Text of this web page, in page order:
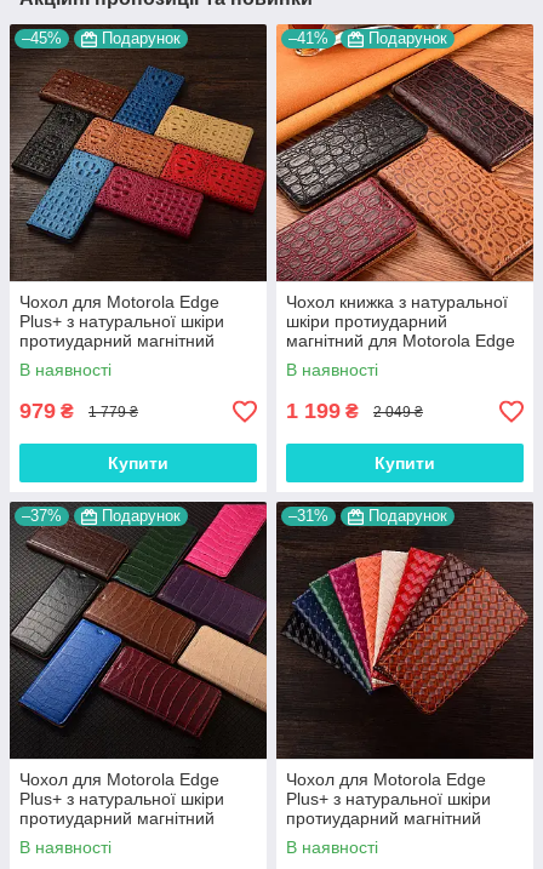
–45% Подарунок
Чохол для Motorola Edge
Plus+ з натуральної шкіри
протиударний магнітний
книжка з підставкою
"CROCOHEAD"
В наявності
979 ₴ 1 779 ₴
Купити
–41% Подарунок
Чохол книжка з натуральної
шкіри протиударний
магнітний для Motorola Edge
Plus+ "JACOSA"
В наявності
1 199 ₴ 2 049 ₴
Купити
–37% Подарунок
Чохол для Motorola Edge
Plus+ з натуральної шкіри
протиударний магнітний
книжка з підставкою "LUXOR"
В наявності
–31% Подарунок
Чохол для Motorola Edge
Plus+ з натуральної шкіри
протиударний магнітний
книжка з підставкою
"VENETTA"
В наявності